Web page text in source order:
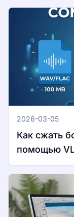
2026-03-05
Как сжать
помощью
Windows и